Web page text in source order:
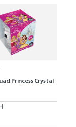
Princess Crystal